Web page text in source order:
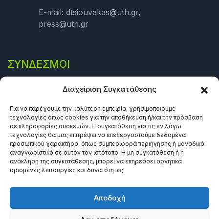
Διαχείριση Συγκατάθεσης
Για να παρέχουμε την καλύτερη εμπειρία, χρησιμοποιούμε
τεχνολογίες όπως cookies για την αποθήκευση ή/και την πρόσβαση
σε πληροφορίες συσκευών. Η συγκατάθεση για τις εν λόγω
τεχνολογίες θα μας επιτρέψει να επεξεργαστούμε δεδομένα
προσωπικού χαρακτήρα, όπως συμπεριφορά περιήγησης ή μοναδικά
αναγνωριστικά σε αυτόν τον ιστότοπο. Η μη συγκατάθεση ή η
ανάκληση της συγκατάθεσης, μπορεί να επηρεάσει αρνητικά
ορισμένες λειτουργίες και δυνατότητες.
Αποδοχή
E-mail: dtsiouvakas@uth.gr,
press@uth.gr
ΣΎΝΔΕΣΜΟΙ
Πολιτική Cookies (ΕΕ)